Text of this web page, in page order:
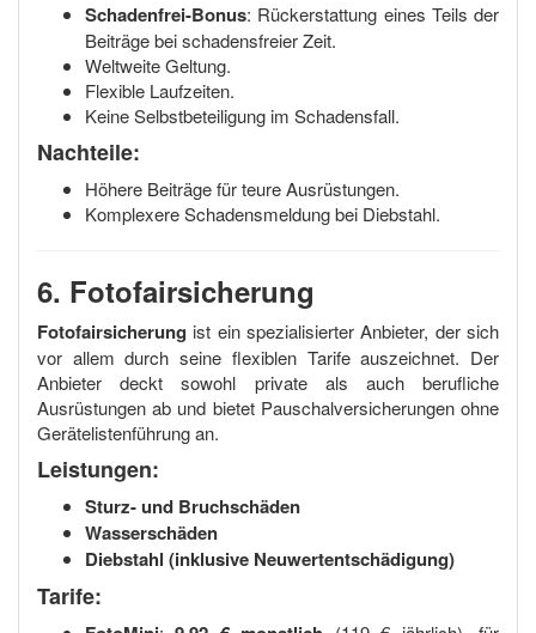
Schadenfrei-Bonus: Rückerstattung eines Teils der
Beiträge bei schadensfreier Zeit.
Weltweite Geltung.
Flexible Laufzeiten.
Keine Selbstbeteiligung im Schadensfall.
Nachteile:
Höhere Beiträge für teure Ausrüstungen.
Komplexere Schadensmeldung bei Diebstahl.
6. Fotofairsicherung
Fotofairsicherung ist ein spezialisierter Anbieter, der sich
vor allem durch seine flexiblen Tarife auszeichnet. Der
Anbieter deckt sowohl private als auch berufliche
Ausrüstungen ab und bietet Pauschalversicherungen ohne
Gerätelistenführung an.
Leistungen:
Sturz- und Bruchschäden
Wasserschäden
Diebstahl (inklusive Neuwertentschädigung)
Tarife: